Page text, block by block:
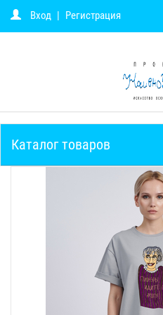
Вход | Регистрация
Каталог товаров